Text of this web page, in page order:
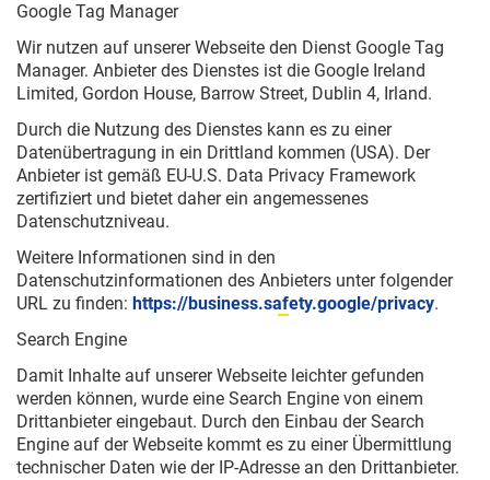
Google Tag Manager
Wir nutzen auf unserer Webseite den Dienst Google Tag
Manager. Anbieter des Dienstes ist die Google Ireland
Limited, Gordon House, Barrow Street, Dublin 4, Irland.
Durch die Nutzung des Dienstes kann es zu einer
Datenübertragung in ein Drittland kommen (USA). Der
Anbieter ist gemäß EU-U.S. Data Privacy Framework
zertifiziert und bietet daher ein angemessenes
Datenschutzniveau.
Weitere Informationen sind in den
Datenschutzinformationen des Anbieters unter folgender
URL zu finden: https://business.safety.google/privacy.
Search Engine
Damit Inhalte auf unserer Webseite leichter gefunden
werden können, wurde eine Search Engine von einem
Drittanbieter eingebaut. Durch den Einbau der Search
Engine auf der Webseite kommt es zu einer Übermittlung
technischer Daten wie der IP-Adresse an den Drittanbieter.